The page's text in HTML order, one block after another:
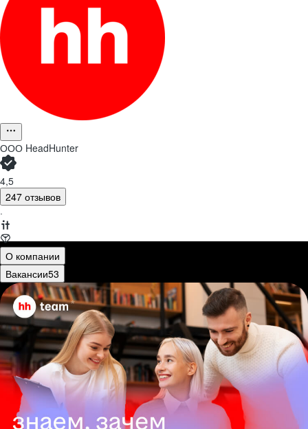
ООО HeadHunter
4,5
247 отзывов
·
О компании
Вакансии53